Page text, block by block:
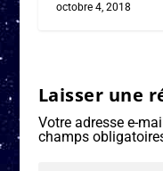
octobre 4, 2018
Laisser une
Votre adresse e-
champs